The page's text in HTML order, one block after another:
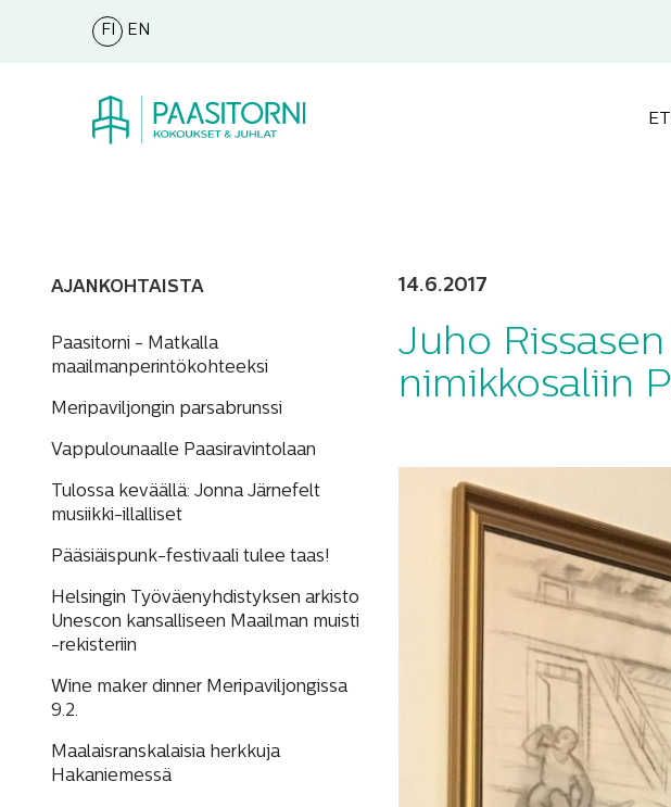
FI EN
14.6.2017
Juho
nimikkosaliin
AJANKOHTAISTA
Paasitorni - Matkalla
maailmanperintökohteeksi
Meripaviljongin parsabrunssi
Vappulounaalle Paasiravintolaan
Tulossa keväällä: Jonna Järnefelt
musiikki-illalliset
Pääsiäispunk-festivaali tulee taas!
Helsingin Työväenyhdistyksen arkisto
Unescon kansalliseen Maailman muisti
-rekisteriin
Wine maker dinner Meripaviljongissa
9.2.
Maalaisranskalaisia herkkuja
Hakaniemessä